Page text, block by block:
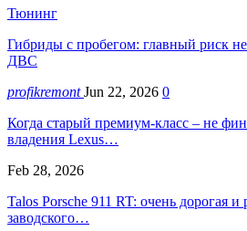
Тюнинг
Гибриды с пробегом: главный риск не
ДВС
profikremontJun 22, 2026 0
Когда старый премиум-класс – не
владения Lexus…
Feb 28, 2026
Talos Porsche 911 RT: очень дорогая и
заводского…